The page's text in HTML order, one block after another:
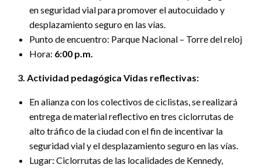
en seguridad vial para promover el autocuidado y
desplazamiento seguro en las vías.
Punto de encuentro: Parque Nacional – Torre del reloj
Hora: 6:00 p.m.
3. Actividad pedagógica Vidas reflectivas:
En alianza con los colectivos de ciclistas, se realizará
entrega de material reflectivo en tres ciclorrutas de
alto tráfico de la ciudad con el fin de incentivar la
seguridad vial y el desplazamiento seguro en las vías.
Lugar: Ciclorrutas de las localidades de Kennedy,